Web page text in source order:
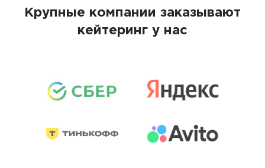
Крупные компании заказывают
кейтеринг у нас